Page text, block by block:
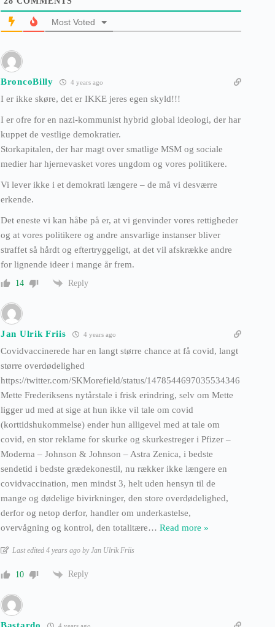
Most Voted
BroncoBilly 4 years ago
I er ikke skøre, det er IKKE jeres egen skyld!!!
I er ofre for en nazi-kommunist hybrid global ideologi, der har
kuppet de vestlige demokratier.
Storkapitalen, der har magt over smatlige MSM og sociale
medier har hjernevasket vores ungdom og vores politikere.
Vi lever ikke i et demokrati længere – de må vi desværre
erkende.
Det eneste vi kan håbe på er, at vi genvinder vores rettigheder
og at vores politikere og andre ansvarlige instanser bliver
straffet så hårdt og eftertryggeligt, at det vil afskrække andre
for lignende ideer i mange år frem.
14 Reply
Jan Ulrik Friis 4 years ago
Covidvaccinerede har en langt større chance at få covid, langt
større overdødelighed
https://twitter.com/SKMorefield/status/1478544697035534346
Mette Frederiksens nytårstale i frisk erindring, selv om Mette
ligger ud med at sige at hun ikke vil tale om covid
(korttidshukommelse) ender hun alligevel med at tale om
covid, en stor reklame for skurke og skurkestreger i Pfizer –
Moderna – Johnson & Johnson – Astra Zenica, i bedste
sendetid i bedste grædekonestil, nu rækker ikke længere en
covidvaccination, men mindst 3, helt uden hensyn til de
mange og dødelige bivirkninger, den store overdødelighed,
derfor og netop derfor, handler om underkastelse,
overvågning og kontrol, den totalitære… Read more »
Last edited 4 years ago by Jan Ulrik Friis
10 Reply